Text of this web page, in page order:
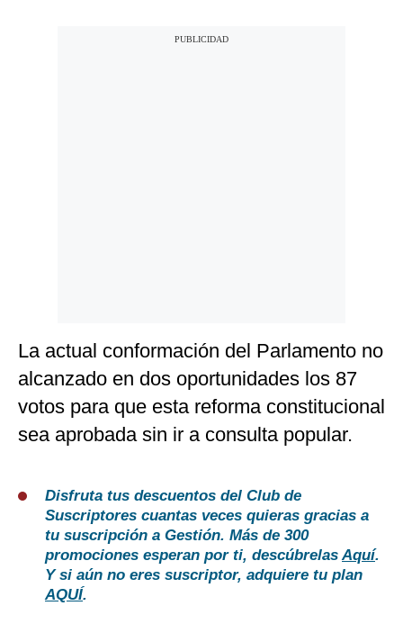
La actual conformación del Parlamento no
alcanzado en dos oportunidades los 87
votos para que esta reforma constitucional
sea aprobada sin ir a consulta popular.
Disfruta tus descuentos del Club de
Suscriptores cuantas veces quieras gracias a
tu suscripción a Gestión. Más de 300
promociones esperan por ti, descúbrelasAquí.
Y si aún no eres suscriptor, adquiere tu plan
AQUÍ.